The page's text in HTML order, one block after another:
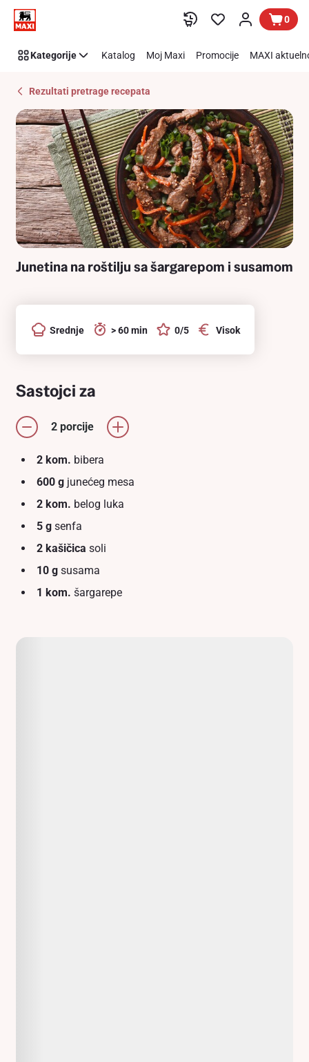
Preskoči link
Recipe
Details
0
Kategorije Katalog Moj Maxi Promocije MAXI
Rezultati pretrage recepata
Junetina na roštilju sa šargarepom i susamom
Srednje > 60 min 0/5 Visok
Sastojci za
2 porcije
2 kom. bibera
600 g junećeg mesa
2 kom. belоg luka
5 g senfa
2 kašičica soli
10 g susama
1 kom. šargarepe